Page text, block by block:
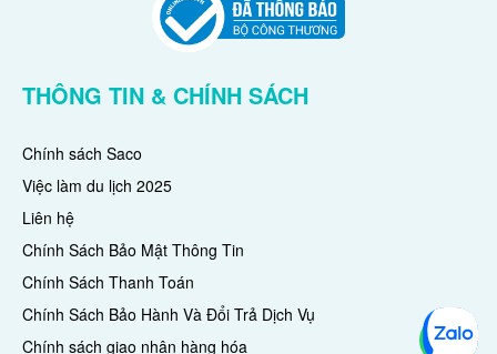
THÔNG TIN & CHÍNH SÁCH
Chính sách Saco
Việc làm du lịch 2025
Liên hệ
Chính Sách Bảo Mật Thông Tin
Chính Sách Thanh Toán
Chính Sách Bảo Hành Và Đổi Trả Dịch Vụ
Chính sách giao nhận hàng hóa